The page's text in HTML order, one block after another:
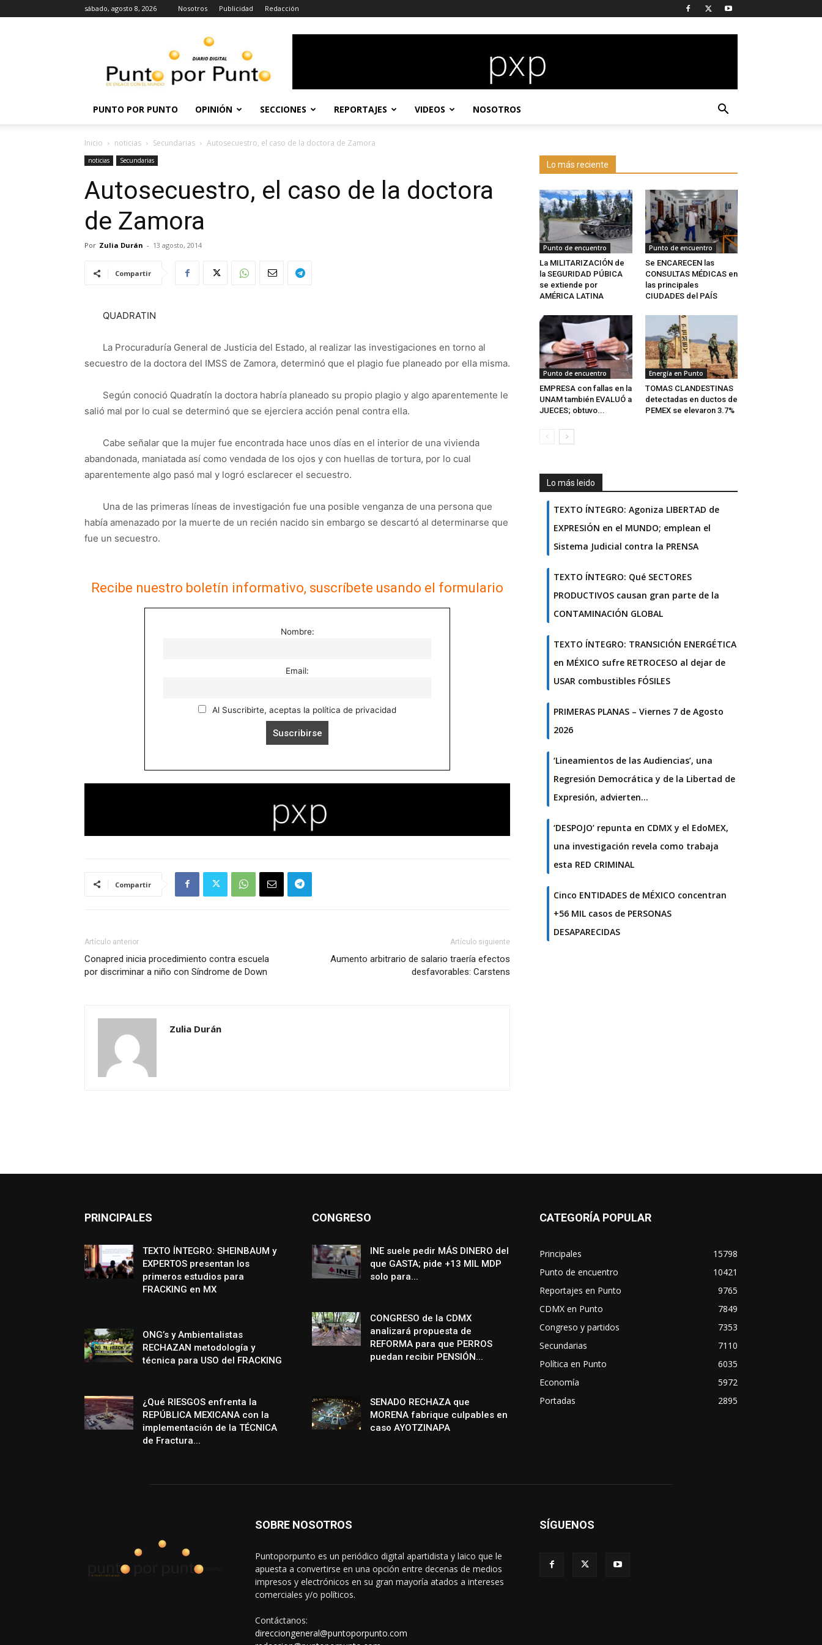
sábado, agosto 8, 2026 Nosotros Publicidad Redacción
Punto
PUNTO POR PUNTO OPINIÓN SECCIONES REPORTAJES VIDEOS NOSOTROS
Inicio noticias Secundarias Autosecuestro, el caso de la doctora de Zamora
noticias Secundarias
Autosecuestro, el caso de la doctora
de Zamora
Por Zulia Durán - 13 agosto, 2014
Compartir
QUADRATIN
La Procuraduría General de Justicia del Estado, al realizar las investigaciones en torno al
secuestro de la doctora del IMSS de Zamora, determinó que el plagio fue planeado por ella misma.
Según conoció Quadratín la doctora habría planeado su propio plagio y algo aparentemente le
salió mal por lo cual se determinó que se ejerciera acción penal contra ella.
Cabe señalar que la mujer fue encontrada hace unos días en el interior de una vivienda
abandonada, maniatada así como vendada de los ojos y con huellas de tortura, por lo cual
aparentemente algo pasó mal y logró esclarecer el secuestro.
Una de las primeras líneas de investigación fue una posible venganza de una persona que
había amenazado por la muerte de un recién nacido sin embargo se descartó al determinarse que
fue un secuestro.
Recibe nuestro boletín informativo, suscríbete usando el formulario
Nombre:
Email:
Al Suscribirte, aceptas la política de privacidad
Compartir
Artículo anterior
Conapred inicia procedimiento contra escuela
por discriminar a niño con Síndrome de Down
Artículo siguiente
Aumento arbitrario de salario traería efectos
desfavorables: Carstens
Zulia Durán
Lo más reciente
Punto de encuentro
La MILITARIZACIÓN de
la SEGURIDAD PÚBICA
se extiende por
AMÉRICA LATINA
Punto de encuentro
Se ENCARECEN las
CONSULTAS MÉDICAS en
las principales
CIUDADES del PAÍS
Punto de encuentro
EMPRESA con fallas en la
UNAM también EVALUÓ a
JUECES; obtuvo...
Energía en Punto
TOMAS CLANDESTINAS
detectadas en ductos de
PEMEX se elevaron 3.7%
Lo más leido
TEXTO ÍNTEGRO: Agoniza LIBERTAD de
EXPRESIÓN en el MUNDO; emplean el
Sistema Judicial contra la PRENSA
TEXTO ÍNTEGRO: Qué SECTORES
PRODUCTIVOS causan gran parte de la
CONTAMINACIÓN GLOBAL
TEXTO ÍNTEGRO: TRANSICIÓN ENERGÉTICA
en MÉXICO sufre RETROCESO al dejar de
USAR combustibles FÓSILES
PRIMERAS PLANAS – Viernes 7 de Agosto
2026
‘Lineamientos de las Audiencias’, una
Regresión Democrática y de la Libertad de
Expresión, advierten…
‘DESPOJO’ repunta en CDMX y el EdoMEX,
una investigación revela como trabaja
esta RED CRIMINAL
Cinco ENTIDADES de MÉXICO concentran
+56 MIL casos de PERSONAS
DESAPARECIDAS
PRINCIPALES
TEXTO ÍNTEGRO: SHEINBAUM y
EXPERTOS presentan los
primeros estudios para
FRACKING en MX
ONG’s y Ambientalistas
RECHAZAN metodología y
técnica para USO del FRACKING
¿Qué RIESGOS enfrenta la
REPÚBLICA MEXICANA con la
implementación de la TÉCNICA
de Fractura...
CONGRESO
INE suele pedir MÁS DINERO del
que GASTA; pide +13 MIL MDP
solo para...
CONGRESO de la CDMX
analizará propuesta de
REFORMA para que PERROS
puedan recibir PENSIÓN...
SENADO RECHAZA que
MORENA fabrique culpables en
caso AYOTZINAPA
CATEGORÍA POPULAR
Principales
15798
Punto de encuentro
10421
Reportajes en Punto
9765
CDMX en Punto
7849
Congreso y partidos
7353
Secundarias
7110
Política en Punto
6035
Economía
5972
Portadas
2895
SOBRE NOSOTROS
Puntoporpunto es un periódico digital apartidista y laico que le
apuesta a convertirse en una opción entre decenas de medios
impresos y electrónicos en su gran mayoría atados a intereses
comerciales y/o políticos.
Contáctanos:
direcciongeneral@puntoporpunto.com
SÍGUENOS